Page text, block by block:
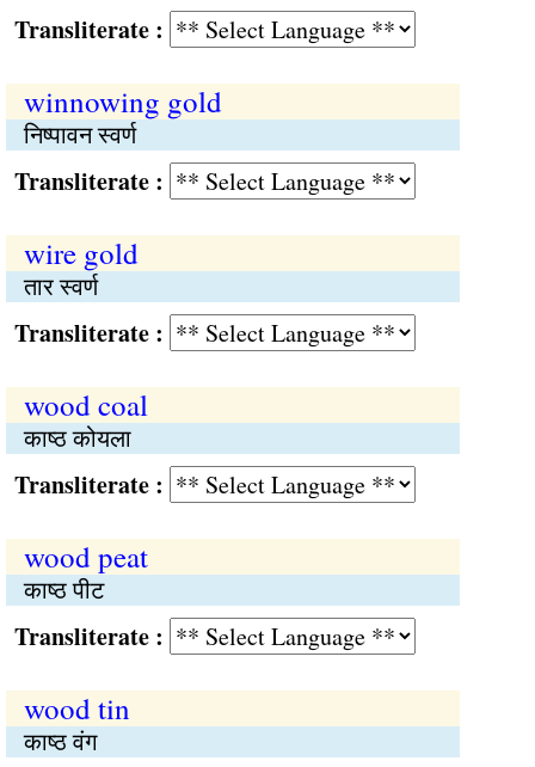
:
winnowing gold
निष्पावन स्वर्ण
:
wire gold
तार स्वर्ण
:
wood coal
काष्ठ कोयला
:
wood peat
काष्ठ पीट
:
wood tin
काष्ठ वंग